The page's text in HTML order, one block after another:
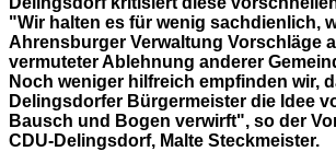
"Wir halten es für wenig sachdienlich,
Ahrensburger Verwaltung Vorschläge
vermuteter Ablehnung anderer
Noch weniger hilfreich empfinden wir,
Delingsdorfer Bürgermeister die Idee
Bausch und Bogen verwirft", so der
CDU-Delingsdorf, Malte Steckmeister.